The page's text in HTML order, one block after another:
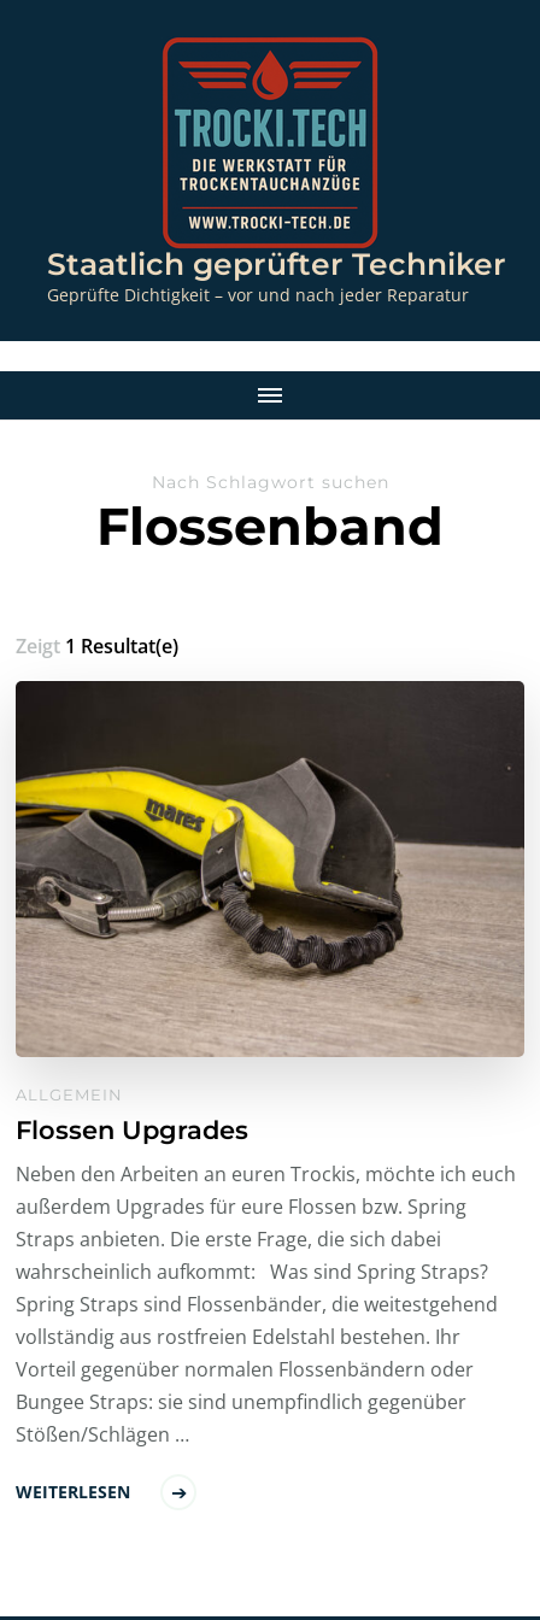
Staatlich geprüfter Techniker
Geprüfte Dichtigkeit – vor und nach jeder Reparatur
Nach Schlagwort suchen
Flossenband
Zeigt 1 Resultat(e)
ALLGEMEIN
Flossen Upgrades
Neben den Arbeiten an euren Trockis, möchte ich euch
außerdem Upgrades für eure Flossen bzw. Spring
Straps anbieten. Die erste Frage, die sich dabei
wahrscheinlich aufkommt: Was sind Spring Straps?
Spring Straps sind Flossenbänder, die weitestgehend
vollständig aus rostfreien Edelstahl bestehen. Ihr
Vorteil gegenüber normalen Flossenbändern oder
Bungee Straps: sie sind unempfindlich gegenüber
Stößen/Schlägen …
WEITERLESEN